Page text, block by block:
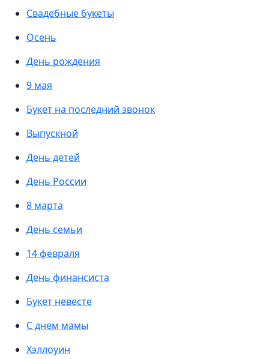
Свадебные букеты
Осень
День рождения
9 мая
Букет на последний звонок
Выпускной
День детей
День России
8 марта
День семьи
14 февраля
День финансиста
Букет невесте
С днем мамы
Хэллоуин